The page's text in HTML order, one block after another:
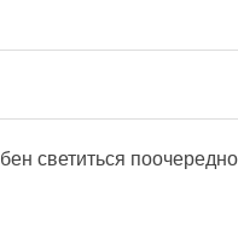
светиться